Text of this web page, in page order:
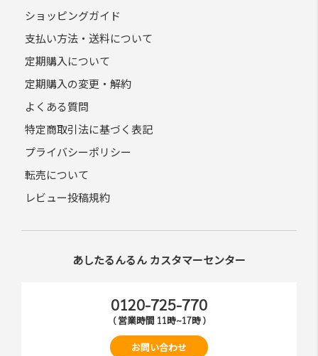
ショッピングガイド
支払い方法・送料について
定期購入について
定期購入の変更・解約
よくある質問
特定商取引法に基づく表記
プライバシーポリシー
転売について
レビュー投稿規約
あしたるんるん カスタマーセンター
0120-725-770
( 営業時間 11時~17時 )
お問い合わせ